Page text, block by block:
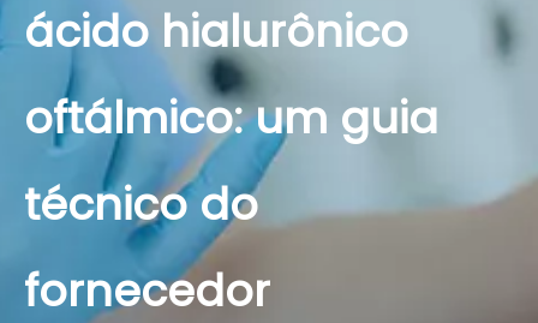
ácido hialurônico
oftálmico: um guia
técnico do
fornecedor